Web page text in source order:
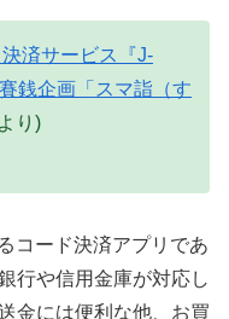
済サービス『J-
銭企画「スマ詣（す
り)
コード決済アプリであ
行や信用金庫が対応し
金には便利な他、お買